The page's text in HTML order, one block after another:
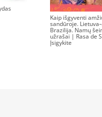
Kaip išgyventi
sandūroje.
Brazilija. Namų
užrašai | Rasa de
Įsigykite